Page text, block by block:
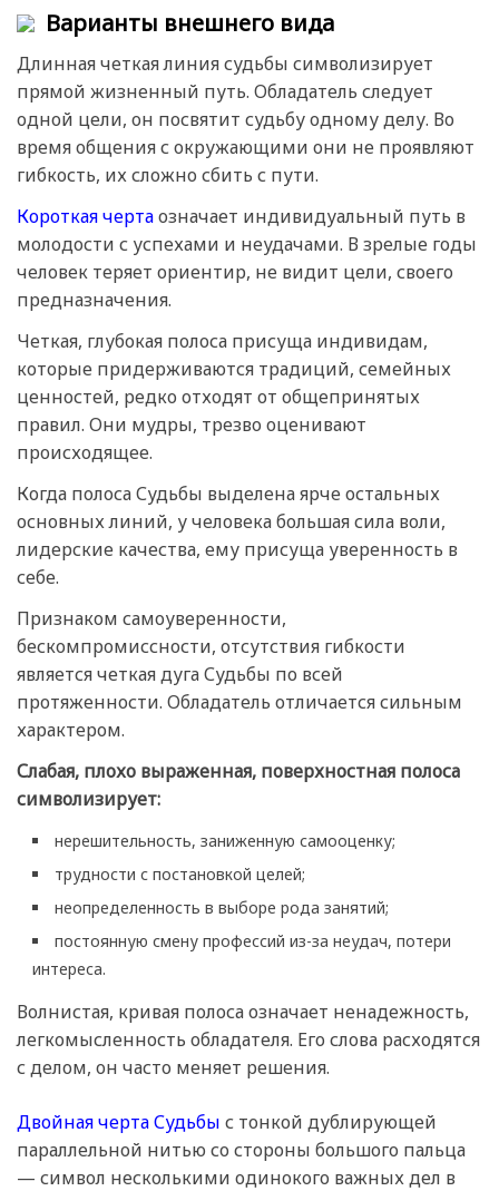
Варианты внешнего вида
Длинная четкая линия судьбы символизирует
прямой жизненный путь. Обладатель следует
одной цели, он посвятит судьбу одному делу. Во
время общения с окружающими они не проявляют
гибкость, их сложно сбить с пути.
Короткая чертаозначает индивидуальный путь в
молодости с успехами и неудачами. В зрелые годы
человек теряет ориентир, не видит цели, своего
предназначения.
Четкая, глубокая полоса присуща индивидам,
которые придерживаются традиций, семейных
ценностей, редко отходят от общепринятых
правил. Они мудры, трезво оценивают
происходящее.
Когда полоса Судьбы выделена ярче остальных
основных линий, у человека большая сила воли,
лидерские качества, ему присуща уверенность в
себе.
Признаком самоуверенности,
бескомпромиссности, отсутствия гибкости
является четкая дуга Судьбы по всей
протяженности. Обладатель отличается сильным
характером.
Слабая, плохо выраженная, поверхностная полоса
символизирует:
нерешительность, заниженную самооценку;
трудности с постановкой целей;
неопределенность в выборе рода занятий;
постоянную смену профессий из-за неудач, потери
интереса.
Волнистая, кривая полоса означает ненадежность,
легкомысленность обладателя. Его слова расходятся
с делом, он часто меняет решения.
Двойная черта Судьбы с тонкой дублирующей
параллельной нитью со стороны большого пальца
— символ несколькими одинокого важных дел в